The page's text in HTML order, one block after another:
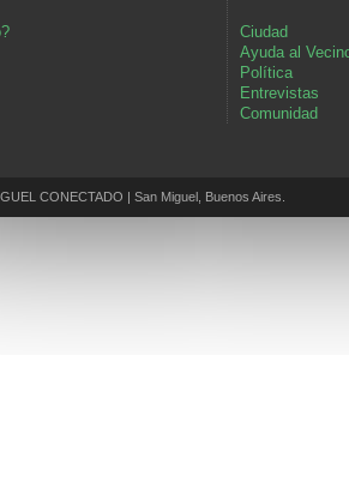
Ciudad
Ayuda al
Política
Entrevistas
Comunidad
CONECTADO | San Miguel, Buenos Aires.